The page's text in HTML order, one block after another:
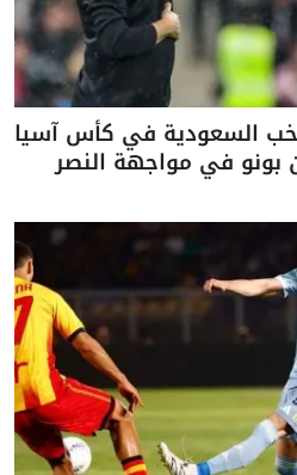
السعودية في كأس آسيا
بونو في مواجهة النصر